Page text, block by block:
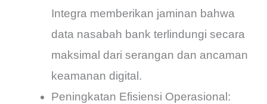
Integra memberikan jaminan bahwa
data nasabah bank terlindungi secara
maksimal dari serangan dan ancaman
keamanan digital.
Peningkatan Efisiensi Operasional: